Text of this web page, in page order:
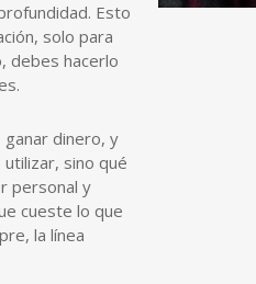
Esto
solo para
debes hacerlo
dinero, y
sino qué
personal y
cueste lo que
la línea